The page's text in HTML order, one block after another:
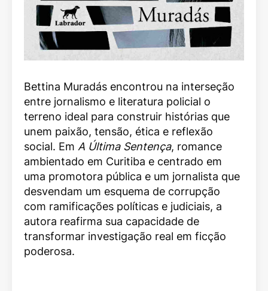
Bettina Muradás encontrou na interseção
entre jornalismo e literatura policial o
terreno ideal para construir histórias que
unem paixão, tensão, ética e reflexão
social. Em A Última Sentença, romance
ambientado em Curitiba e centrado em
uma promotora pública e um jornalista que
desvendam um esquema de corrupção
com ramificações políticas e judiciais, a
autora reafirma sua capacidade de
transformar investigação real em ficção
poderosa.